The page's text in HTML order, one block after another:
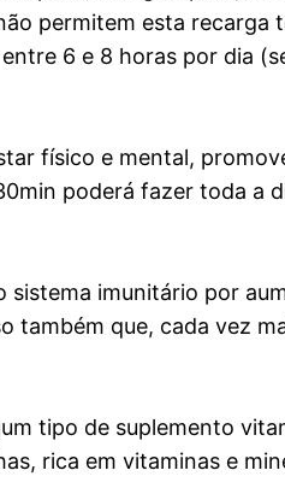
permitem esta recarga
6 e 8 horas por dia
físico e mental,
poderá fazer toda a
imunitário por
também que, cada vez
tipo de suplemento
rica em vitaminas e